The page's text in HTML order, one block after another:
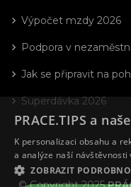
Výpočet mzdy 2026
Podpora v
Jak se připravit na
Superdávka 2026
PRACE.TIPS a
K personalizaci obsahu a
a analýze naší
ZOBRAZIT